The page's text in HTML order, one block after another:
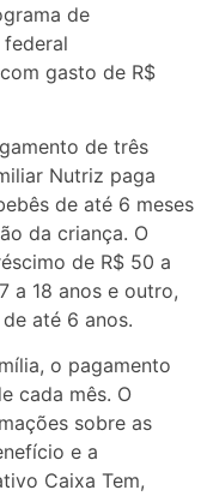
de
gasto de R$
de três
Nutriz paga
de até 6 meses
da criança. O
de R$ 50 a
a 18 anos e outro,
até 6 anos.
o pagamento
cada mês. O
sobre as
e a
Caixa Tem,